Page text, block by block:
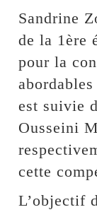
Sandrine
de la 1ère
pour la
est suivie
Ousseini
cette
L’objectif